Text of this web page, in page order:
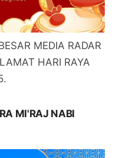
MEDIA RADAR
HARI RAYA
MI'RAJ NABI